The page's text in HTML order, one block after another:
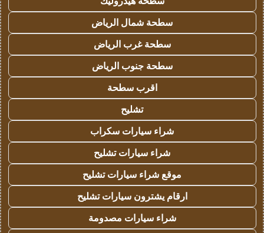
سطحة شمال الرياض
سطحة غرب الرياض
سطحة جنوب الرياض
اقرب سطحة
تشليح
شراء سيارات سكراب
شراء سيارات تشليح
موقع شراء سيارات تشليح
ارقام يشترون سيارات تشليح
شراء سيارات مصدومة